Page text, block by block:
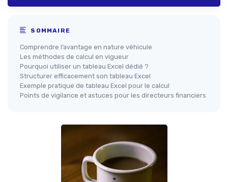
SOMMAIRE
Comprendre l’avantage en nature véhicule
Les méthodes de calcul en vigueur
Pourquoi utiliser un tableau Excel dédié ?
Structurer efficacement son tableau Excel
Exemple pratique de tableau Excel pour le calcul
Points de vigilance et astuces pour les directeurs financiers